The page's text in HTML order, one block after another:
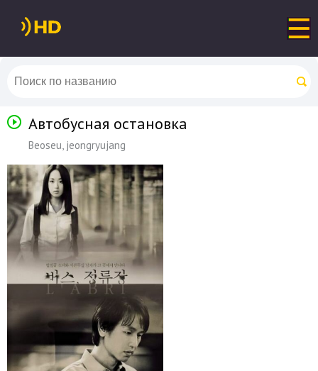
Автобусная остановка
Beoseu, jeongryujang